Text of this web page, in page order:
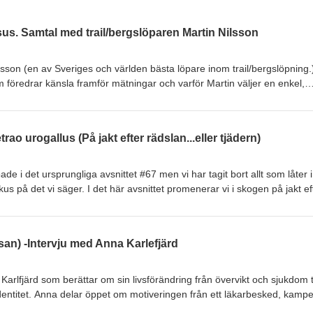
Samtal med trail/bergslöparen Martin Nilsson
(en av Sveriges och världen bästa löpare inom trail/
föredrar känsla framför mätningar och varför Martin väljer en enkel,
fungerar som både terapi och gemenskap samt hur Martin
att inkomma med tankar eller frågor antingen via våra sociala
Svärdhagen @kaffemannen (Filosof) och
båda är löpare/ultralöpare producerar denna podd.
urogallus (På jakt efter rädslan...eller tjädern)
i det ursprungliga avsnittet #67 men vi har tagit bort allt som låter i
på det vi säger. I det här avsnittet promenerar vi i skogen på jakt
sådant. Vi diskuterar även motivation, begreppet "grit" (uthållighet
vi svävar iväg, men vad annat är nytt? Ni är alla varmt välkomna att
via våra sociala mediekanaler eller via mail
Svärdhagen @kaffemannen (Filosof) och Kalman Vanky
denna podd.
-Intervju med Anna Karlefjärd
som berättar om sin livsförändring från övervikt och sjukdom
Anna delar öppet om motiveringen från ett läkarbesked,